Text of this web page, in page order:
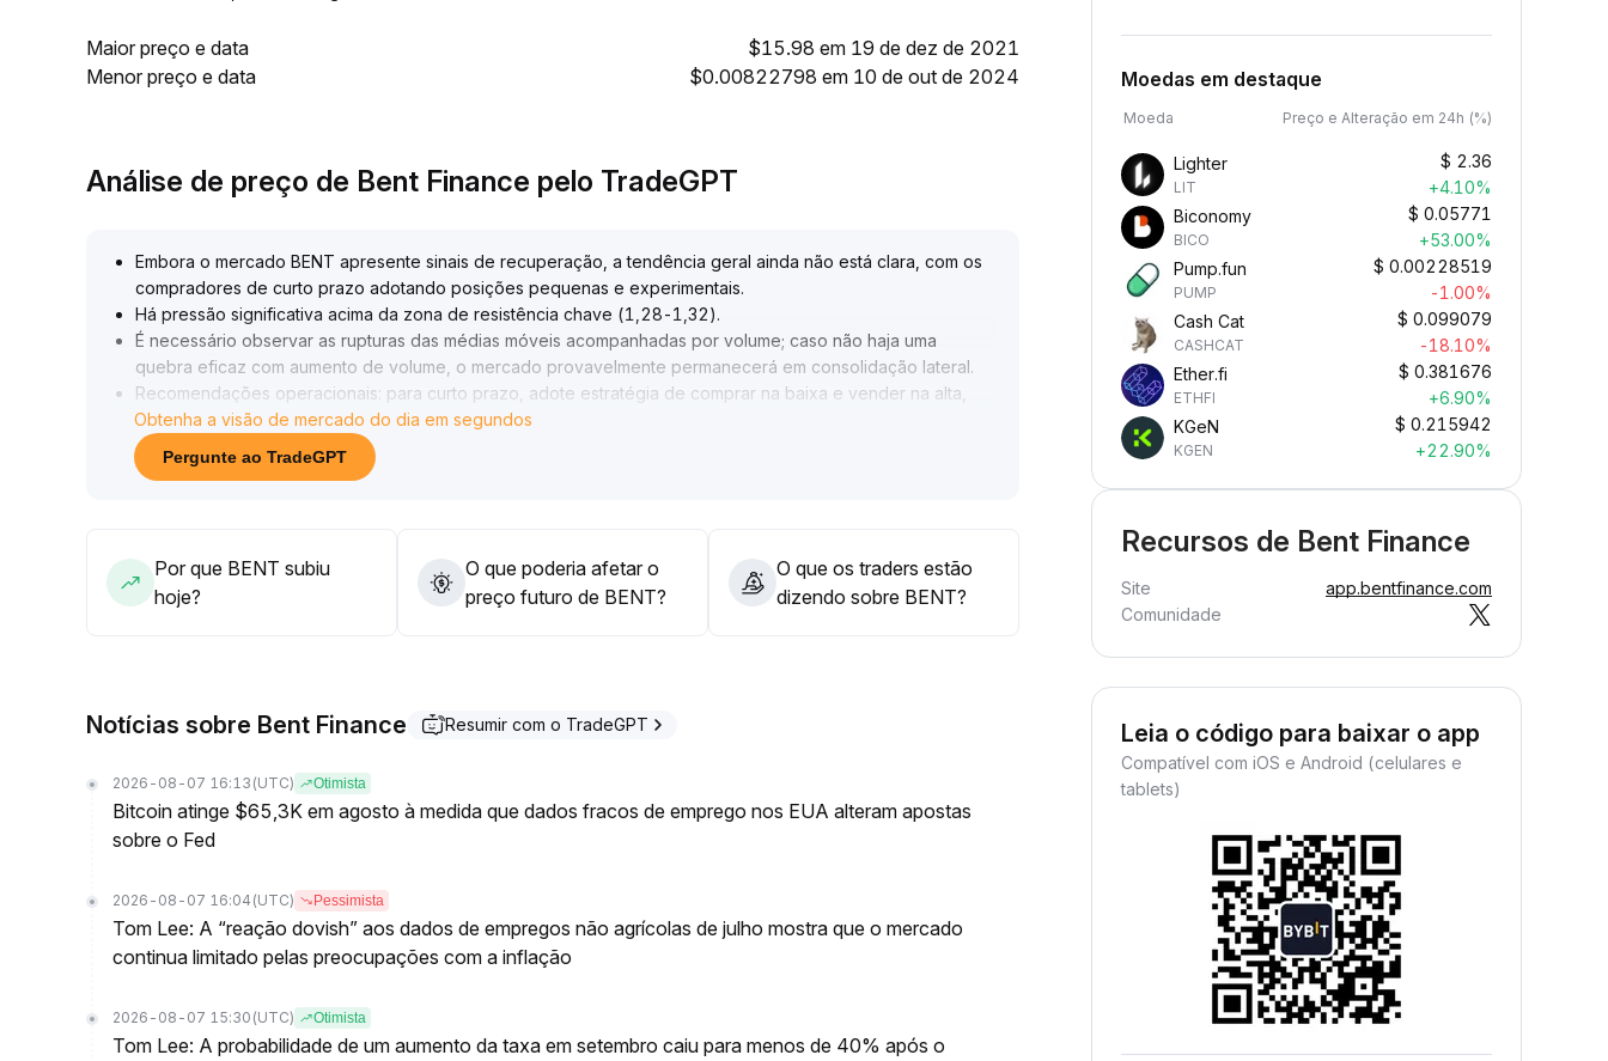
Maior preço e data
$15.98 em 19 de dez de 2021
Menor preço e data
$0.00822798 em 10 de out de 2024
Análise de preço de Bent Finance pelo TradeGPT
Embora o mercado BENT apresente sinais de recuperação, a tendência geral ainda não está clara, com os
compradores de curto prazo adotando posições pequenas e experimentais.
Há pressão significativa acima da zona de resistência chave (1,28-1,32).
É necessário observar as rupturas das médias móveis acompanhadas por volume; caso não haja uma
quebra eficaz com aumento de volume, o mercado provavelmente permanecerá em consolidação lateral.
Recomendações operacionais: para curto prazo, adote estratégia de comprar na baixa e vender na alta,
estabelecendo stops rigorosos; para médio prazo, aguarde o preço e o volume superarem juntos o nível
de US$ 1,32 antes de posicionar
Obtenha a visão de mercado do dia em segundos
Pergunte ao TradeGPT
Por que BENT subiu
hoje?
O que poderia afetar o
preço futuro de BENT?
O que os traders estão
dizendo sobre BENT?
Notícias sobre Bent Finance Resumir com o TradeGPT
2026-08-07 16:13 (UTC) Otimista
Bitcoin atinge $65,3K em agosto à medida que dados fracos de emprego nos EUA alteram apostas
sobre o Fed
2026-08-07 16:04 (UTC) Pessimista
Tom Lee: A “reação dovish” aos dados de empregos não agrícolas de julho mostra que o mercado
continua limitado pelas preocupações com a inflação
2026-08-07 15:30 (UTC) Otimista
Tom Lee: A probabilidade de um aumento da taxa em setembro caiu para menos de 40% após o
Moedas em destaque
Moeda Preço e Alteração em 24h (%)
Lighter
LIT
$ 2.36
+4.10%
Biconomy
BICO
$ 0.05771
+53.00%
Pump.fun
PUMP
$ 0.00228519
-1.00%
Cash Cat
CASHCAT
$ 0.099079
-18.10%
Ether.fi
ETHFI
$ 0.381676
+6.90%
KGeN
KGEN
$ 0.215942
+22.90%
Recursos de Bent Finance
Site
app.bentfinance.com
Comunidade
Leia o código para baixar o app
Compatível com iOS e Android (celulares e
tablets)